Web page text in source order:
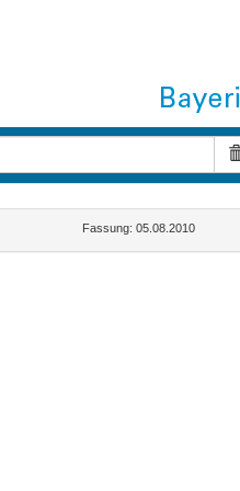
Fassung: 05.08.2010